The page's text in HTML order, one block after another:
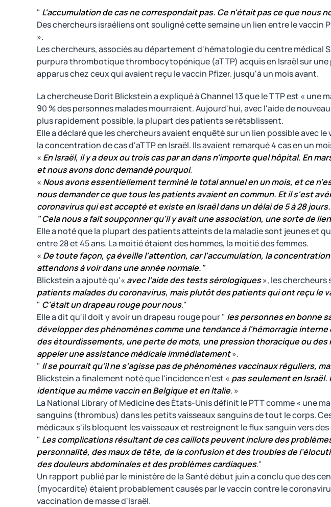
" L'accumulation de cas ne correspondait pas. Ce n'était pas ce que nous
Des chercheurs israéliens ont souligné cette semaine un lien entre le vaccin
».
Les chercheurs, associés au département d'hématologie du centre médical
purpura thrombotique thrombocytopénique (aTTP) acquis en Israël sur
apparus chez ceux qui avaient reçu le vaccin Pfizer. jusqu'à un mois avant.
La chercheuse Dorit Blickstein a expliqué à Channel 13 que le TTP est « une
90 % des personnes malades mourraient. Aujourd'hui, avec l'aide de
plus rapidement possible, la plupart des patients se rétablissent.
Elle a déclaré que les chercheurs avaient enquêté sur un lien possible avec
la concentration de cas d'aTTP en Israël. Ils avaient remarqué 4 cas en un
« En Israël, il y a deux ou trois cas par an dans n'importe quel hôpital. En
et nous avons donc demandé pourquoi.
« Nous avons essentiellement terminé le total annuel en un mois, et ce
nous demander ce que tous les patients avaient en commun. Et il s'est
coronavirus qui est accepté et existe en Israël dans un délai de 5 à 28
" Cela nous a fait soupçonner qu'il y avait une association, une sorte de
Elle a noté que la plupart des patients atteints de la maladie sont jeunes et
entre 28 et 45 ans. La moitié étaient des hommes, la moitié des femmes.
« De toute façon, ça éveille l'attention, car l'accumulation, la
attendons à voir dans une année normale."
Blickstein a ajouté qu'« avec l'aide des tests sérologiques», les chercheurs
patients malades du coronavirus, mais plutôt des patients qui ont reçu le
" C'était un drapeau rouge pour nous."
Elle a dit qu'il doit y avoir un drapeau rouge pour " les personnes en bonne
développer des phénomènes comme une tendance à l'hémorragie
des étourdissements, une perte de mots, une pression thoracique ou des
appeler une assistance médicale immédiatement».
" Il se pourrait qu'il ne s'agisse pas de phénomènes vaccinaux réguliers,
Blickstein a finalement noté que l'incidence n'est « pas seulement en
identique au même vaccin en Belgique et en Italie. »
La National Library of Medicine des États-Unis définit le PTT comme « une
sanguins (thrombus) dans les petits vaisseaux sanguins de tout le corps.
médicaux s'ils bloquent les vaisseaux et restreignent le flux sanguin vers
​" Les complications résultant de ces caillots peuvent inclure des
personnalité, des maux de tête, de la confusion et des troubles de
des douleurs abdominales et des problèmes cardiaques."
Un rapport publié par le ministère de la Santé début juin a conclu que des
(myocardite) étaient probablement causés par le vaccin contre le
vaccination de masse d'Israël.